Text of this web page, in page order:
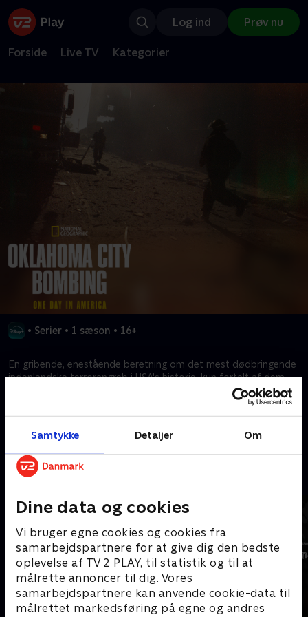
Samtykke Detaljer Om
Dine data og cookies
Vi bruger egne cookies og cookies fra
samarbejdspartnere for at give dig den bedste
oplevelse af TV 2 PLAY, til statistik og til at
målrette annoncer til dig. Vores
samarbejdspartnere kan anvende cookie-data til
målrettet markedsføring på egne og andres
Log ind Prøv nu
Forside Live TV Kategorier
• Serier • 1 sæson • 16+
En gribende, enestående beretning om det mest dødbringende
indenlandske terrorangreb i USA's historie, kun fortalt af dem,
Kræver tilkøb
Mere indhold fra Disney+